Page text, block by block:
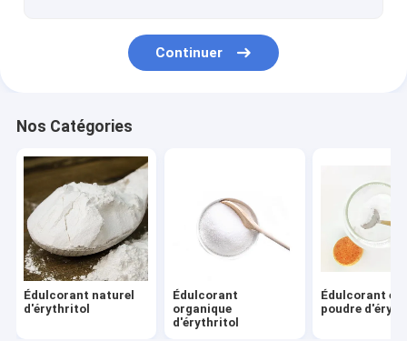
Trehalose organique
Édulcorant liquide de calorie zéro d'Allulose
Poudre de fécule de maïs
Poudre de gluconate de sodium
Agent réducteur de l'eau
Continuer
Nos Catégories
Édulcorant naturel
d'érythritol
Édulcorant
organique
d'érythritol
Édulcorant en
poudre